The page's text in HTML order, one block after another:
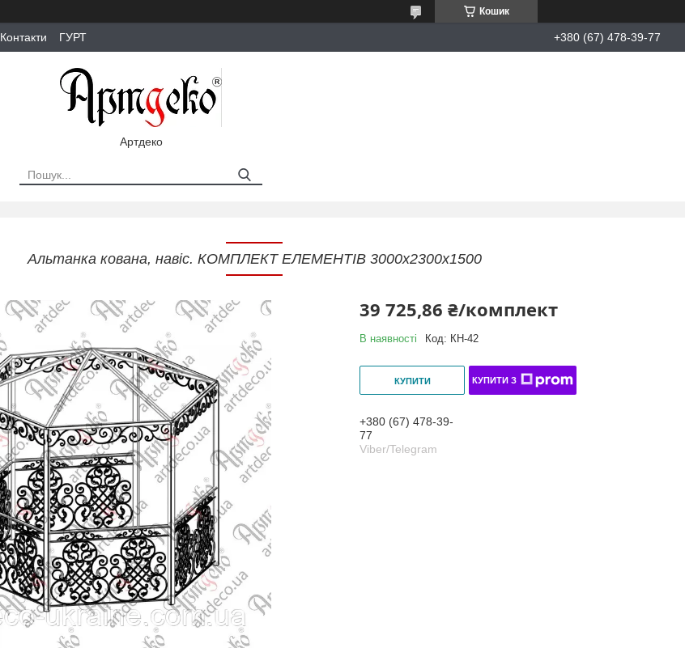
Кошик
Контакти ГУРТ +380 (67) 478-39-77
Артдеко
Альтанка кована, навіс. КОМПЛЕКТ ЕЛЕМЕНТІВ 3000х2300х1500
39 725,86 ₴/комплект
В наявності Код: КН-42
КУПИТИ КУПИТИ З
+380 (67) 478-39-
77
Viber/Telegram